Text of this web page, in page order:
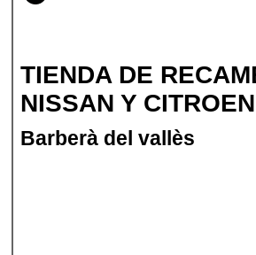
TIENDA DE
NISSAN Y
Barberà del vallès